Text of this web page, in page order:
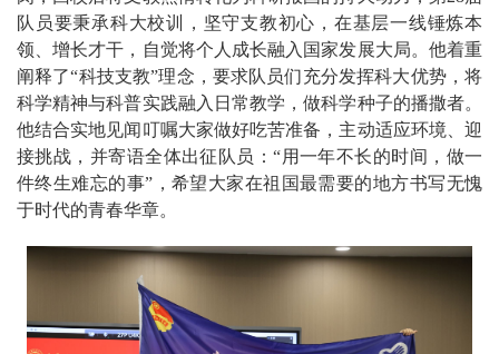
队员要秉承科大校训，坚守支教初心，在基层一线锤炼本
领、增长才干，自觉将个人成长融入国家发展大局。他着重
阐释了“科技支教”理念，要求队员们充分发挥科大优势，将
科学精神与科普实践融入日常教学，做科学种子的播撒者。
他结合实地见闻叮嘱大家做好吃苦准备，主动适应环境、迎
接挑战，并寄语全体出征队员：“用一年不长的时间，做一
件终生难忘的事”，希望大家在祖国最需要的地方书写无愧
于时代的青春华章。